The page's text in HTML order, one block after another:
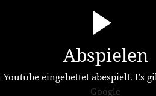
Abspielen
eingebettet abespielt. Es
Google